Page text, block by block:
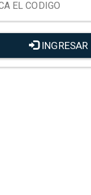
INGRESAR